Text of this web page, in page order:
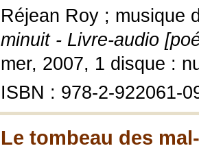
Réjean Roy ; musique
minuit - Livre-audio
mer, 2007, 1 disque :
ISBN : 978-2-922061-
Le tombeau des